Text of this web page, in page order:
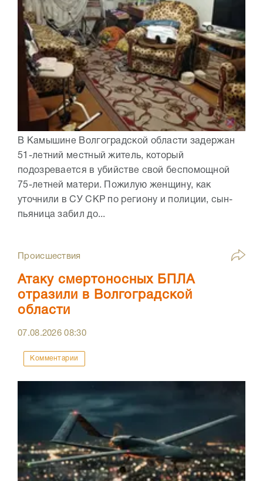
В Камышине Волгоградской области задержан
51-летний местный житель, который
подозревается в убийстве свой беспомощной
75-летней матери. Пожилую женщину, как
уточнили в СУ СКР по региону и полиции, сын-
пьяница забил до...
Происшествия
Атаку смертоносных БПЛА
отразили в Волгоградской
области
07.08.202608:30
Комментарии